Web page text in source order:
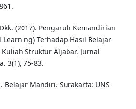
(2017). Pengaruh Kemandirian
Learning) Terhadap Hasil Belajar
Struktur Aljabar. Jurnal
3(1), 75-83.
Belajar Mandiri. Surakarta: UNS